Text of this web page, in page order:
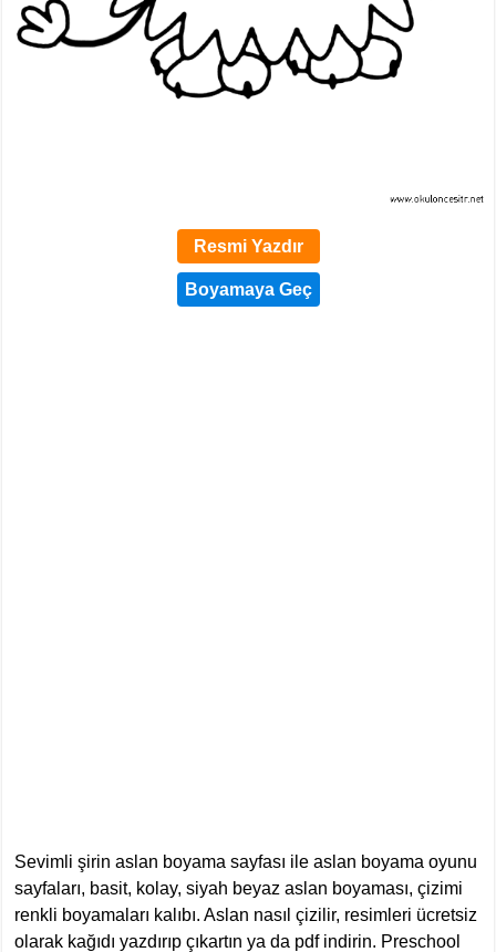
Resmi Yazdır
Sevimli şirin aslan boyama sayfası ile aslan boyama oyunu
sayfaları, basit, kolay, siyah beyaz aslan boyaması, çizimi
renkli boyamaları kalıbı. Aslan nasıl çizilir, resimleri ücretsiz
olarak kağıdı yazdırıp çıkartın ya da pdf indirin. Preschool